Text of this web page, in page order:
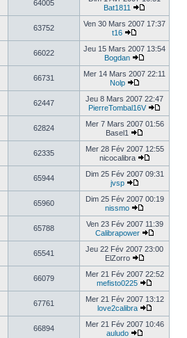
64005
Bat1811
63752
Ven 30 Mars 2007 17:37
t16
66022
Jeu 15 Mars 2007 13:54
Bogdan
66731
Mer 14 Mars 2007 22:11
Nolp
62447
Jeu 8 Mars 2007 22:47
PierreTombal16V
62824
Mer 7 Mars 2007 01:56
Basel1
62335
Mer 28 Fév 2007 12:55
nicocalibra
65944
Dim 25 Fév 2007 09:31
jvsp
65960
Dim 25 Fév 2007 00:19
nissmo
65788
Ven 23 Fév 2007 11:39
Calibrapower
65541
Jeu 22 Fév 2007 23:00
ElZorro
66079
Mer 21 Fév 2007 22:52
mefisto0225
67761
Mer 21 Fév 2007 13:12
love2calibra
66894
Mer 21 Fév 2007 10:46
auludo